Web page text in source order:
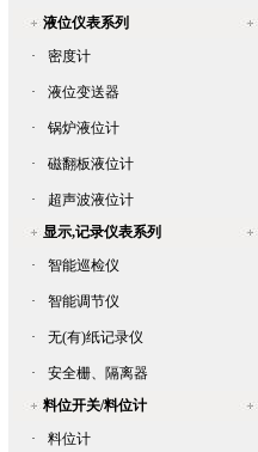
液位仪表系列
·
密度计
· 液位变送器
· 锅炉液位计
· 磁翻板液位计
·
超声波液位计
显示,记录仪表系列
·
智能巡检仪
· 智能调节仪
· 无(有)纸记录仪
·
安全栅、隔离器
料位开关/料位计
·
料位计